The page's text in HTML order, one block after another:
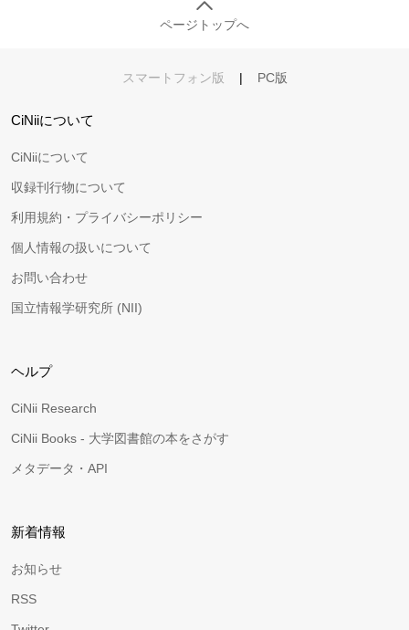
ページトップへ
スマートフォン版 | PC版
CiNiiについて
CiNiiについて
収録刊行物について
利用規約・プライバシーポリシー
個人情報の扱いについて
お問い合わせ
国立情報学研究所 (NII)
ヘルプ
CiNii Research
CiNii Books - 大学図書館の本をさがす
メタデータ・API
新着情報
お知らせ
RSS